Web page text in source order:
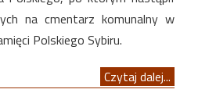
na cmentarz komunalny w
Polskiego Sybiru.
Czytaj dalej...